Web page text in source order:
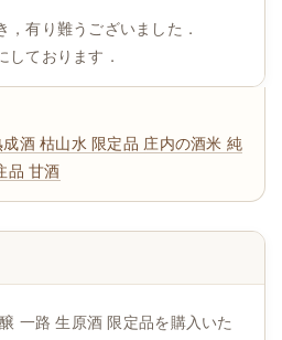
，有り難うございました．
しております．
酒 枯山水 限定品 庄内の酒米 純
品甘酒
一路 生原酒 限定品を購入いた